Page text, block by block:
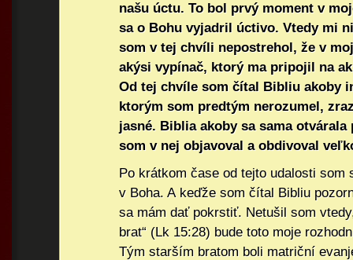
našu úctu. To bol prvý moment v
sa o Bohu vyjadril úctivo. Vtedy mi
som v tej chvíli nepostrehol, že v
akýsi vypínač, ktorý ma pripojil na
Od tej chvíle som čítal Bibliu akoby
ktorým som predtým nerozumel,
jasné. Biblia akoby sa sama otvárala
som v nej objavoval a obdivoval
Po krátkom čase od tejto udalosti som
v Boha. A keďže som čítal Bibliu
sa mám dať pokrstiť. Netušil som
brat“ (Lk 15:28) bude toto moje
Tým starším bratom boli matriční